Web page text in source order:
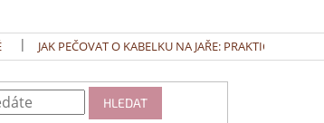
JAK PEČOVAT O KABELKU NA JAŘE: PRAKTICKÉ TIPY
HLEDAT